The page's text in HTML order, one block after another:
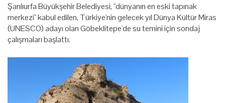
Şanlıurfa Büyükşehir Belediyesi, "dünyanın en eski tapınak
merkezi" kabul edilen, Türkiye'nin gelecek yıl Dünya Kültür Miras
(UNESCO) adayı olan Göbeklitepe'de su temini için sondaj
çalışmaları başlattı.